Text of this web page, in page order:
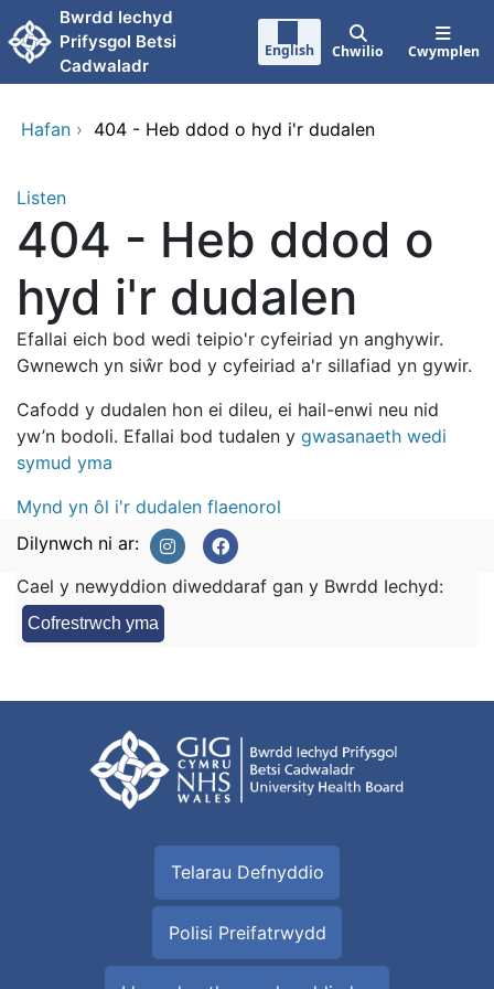
Neidio i'r prif gynnwy
Bwrdd Iechyd
Prifysgol Betsi
Cadwaladr
English Chwilio Cwymplen
Hafan › 404 - Heb ddod o hyd i'r dudalen
Listen
404 - Heb ddod o
hyd i'r dudalen
Efallai eich bod wedi teipio'r cyfeiriad yn anghywir.
Gwnewch yn siŵr bod y cyfeiriad a'r sillafiad yn gywir.
Cafodd y dudalen hon ei dileu, ei hail-enwi neu nid
yw’n bodoli. Efallai bod tudalen y gwasanaeth wedi
symud yma
Mynd yn ôl i'r dudalen flaenorol
Dilynwch ni ar:
Cael y newyddion diweddaraf gan y Bwrdd Iechyd:
Cofrestrwch yma
Telarau Defnyddio
Polisi Preifatrwydd